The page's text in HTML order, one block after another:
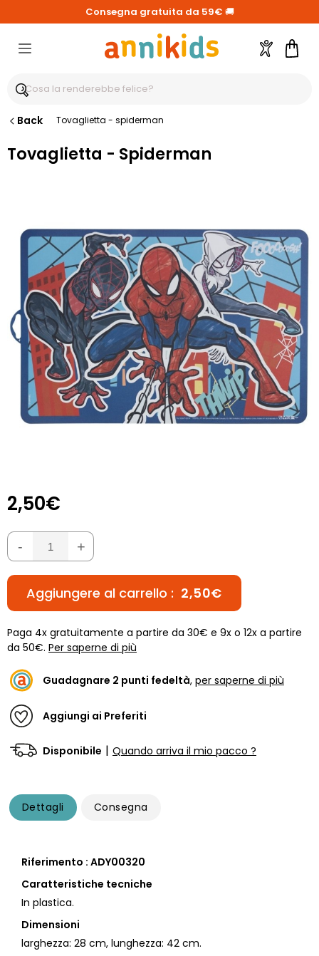
Consegna gratuita da 59€ 🚚
Account
Back Tovaglietta - spiderman
Tovaglietta - Spiderman
2,50€
- +
Aggiungere al carrello : 2,50€
Paga 4x gratuitamente a partire da 30€ e 9x o 12x a partire
da 50€. Per saperne di più
Guadagnare 2 punti fedeltà, per saperne di più
Aggiungi ai Preferiti
Disponibile | Quando arriva il mio pacco ?
Dettagli Consegna
Riferimento : ADY00320
Caratteristiche tecniche
In plastica.
Dimensioni
larghezza: 28 cm, lunghezza: 42 cm.